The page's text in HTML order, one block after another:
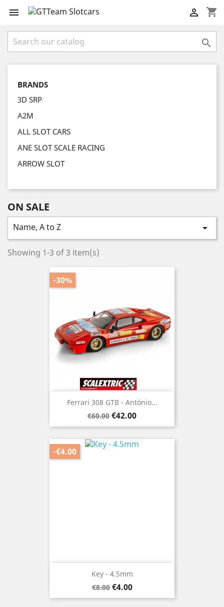
 shopping_cart


BRANDS
3D SRP
A2M
ALL SLOT CARS
ANE SLOT SCALE RACING
ARROW SLOT
ON SALE
Name, A to Z 
Showing 1-3 of 3 item(s)
Ferrari 308 GTB - António...
Regular
price
€60.00 Price
€42.00
-30%
Key - 4.5mm
Regular
price
€8.00 Price
€4.00
-€4.00